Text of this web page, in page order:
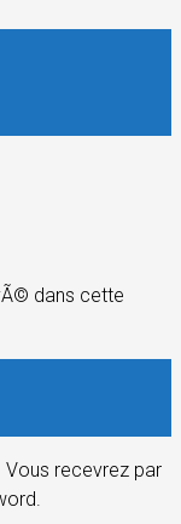
dans cette
Vous recevrez par